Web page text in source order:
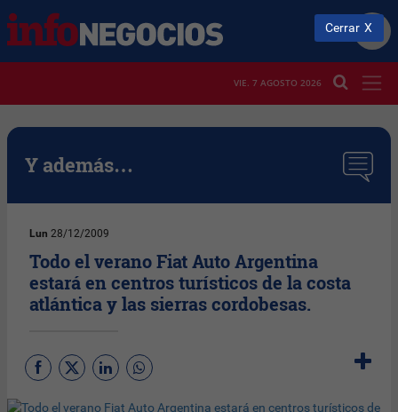
VIE. 7 AGOSTO 2026
Y además…
Lun 28/12/2009
Todo el verano Fiat Auto Argentina
estará en centros turísticos de la costa
atlántica y las sierras cordobesas.
Cerrar